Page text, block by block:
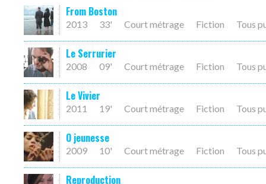
From Boston
2013 33' Court métrage Fiction Tous
Le Serrurier
2008 09' Court métrage Fiction Tous
Le Vivier
2011 19' Court métrage Fiction Tous
O jeunesse
2009 10' Court métrage Fiction Tous
Reproduction